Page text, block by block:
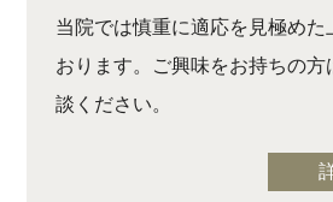
当院では慎重に適応を見極めた
おります。ご興味をお持ちの方
談ください。